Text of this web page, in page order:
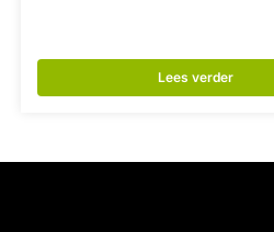
Lees verder